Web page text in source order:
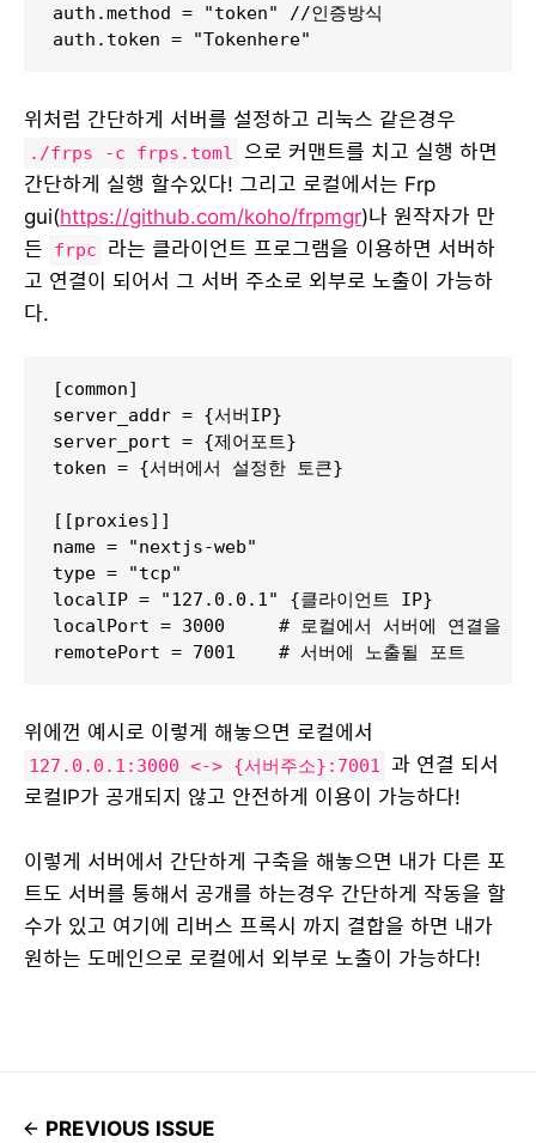
auth.method = "token" //인증방식
auth.token = "Tokenhere"
위처럼 간단하게 서버를 설정하고 리눅스 같은경우
./frps -c frps.toml 으로 커맨트를 치고 실행 하면
간단하게 실행 할수있다! 그리고 로컬에서는 Frp
gui(https://github.com/koho/frpmgr)나 원작자가 만
든
frpc
라는 클라이언트 프로그램을 이용하면 서버하
고 연결이 되어서 그 서버 주소로 외부로 노출이 가능하
다.
[common]
server_addr = {서버IP}
server_port = {제어포트}
token = {서버에서 설정한 토큰}
[[proxies]]
name = "nextjs-web"
type = "tcp"
localIP = "127.0.0.1" {클라이언트 IP}
localPort = 3000     # 로컬에서 서버에 연결을 원
remotePort = 7001    # 서버에 노출될 포트
위에껀 예시로 이렇게 해놓으면 로컬에서
127.0.0.1:3000 <-> {서버주소}:7001 과 연결 되서
로컬IP가 공개되지 않고 안전하게 이용이 가능하다!
이렇게 서버에서 간단하게 구축을 해놓으면 내가 다른 포
트도 서버를 통해서 공개를 하는경우 간단하게 작동을 할
수가 있고 여기에 리버스 프록시 까지 결합을 하면 내가
원하는 도메인으로 로컬에서 외부로 노출이 가능하다!
PREVIOUS ISSUE